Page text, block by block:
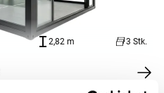
2,82 m 3 Stk.